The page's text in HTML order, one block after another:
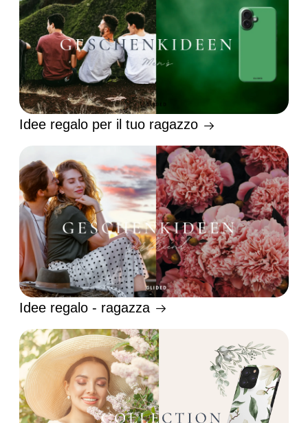
Idee regalo per il tuo ragazzo
Idee regalo - ragazza